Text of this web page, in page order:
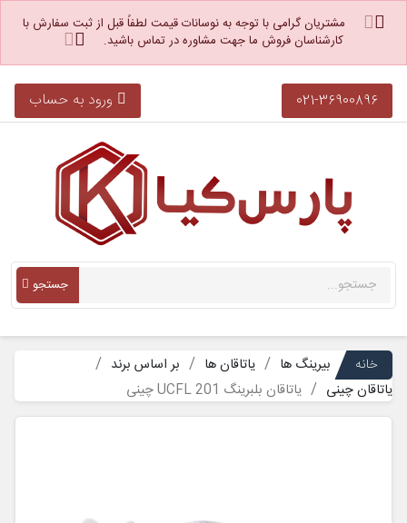
مشتریان گرامی با توجه به نوسانات قیمت لطفاً قبل از ثبت سفارش با
کارشناسان فروش ما جهت مشاوره در تماس باشید.
021-36900896 ورود به حساب
جستجو
خانه بیرینگ ها یاتاقان ها
بر اساس برند
یاتاقان چینی
یاتاقان بلبرینگ UCFL 201 چینی